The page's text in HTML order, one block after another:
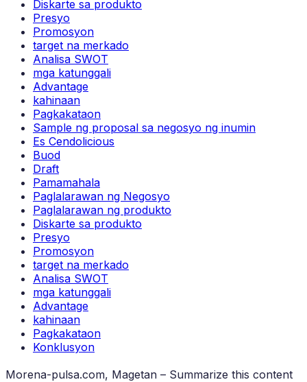
Diskarte sa produkto
Presyo
Promosyon
target na merkado
Analisa SWOT
mga katunggali
Advantage
kahinaan
Pagkakataon
Sample ng proposal sa negosyo ng inumin
Es Cendolicious
Buod
Draft
Pamamahala
Paglalarawan ng Negosyo
Paglalarawan ng produkto
Diskarte sa produkto
Presyo
Promosyon
target na merkado
Analisa SWOT
mga katunggali
Advantage
kahinaan
Pagkakataon
Konklusyon
Morena-pulsa.com, Magetan – Summarize this content